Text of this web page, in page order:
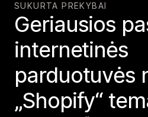
SUKURTA PREKYBAI
Geriausios
internetinės
parduotuvės
„Shopify“